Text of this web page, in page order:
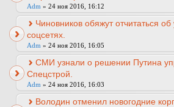
Adm » 24 ноя 2016, 16:12
Чиновников обяжут отчитаться об
соцсетях.
Adm » 24 ноя 2016, 16:05
СМИ узнали о решении Путина
Спецстрой.
Adm » 24 ноя 2016, 16:03
Володин отменил новогодние